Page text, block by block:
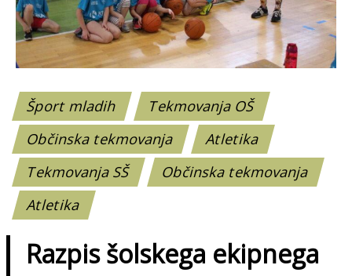
Šport mladih
Tekmovanja OŠ
Občinska tekmovanja
Atletika
Tekmovanja SŠ
Občinska tekmovanja
Atletika
Razpis šolskega ekipnega